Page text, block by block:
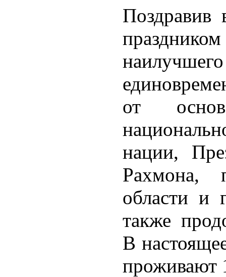
Поздравив
от
нации,
Рахмона,
области и
также
В
проживают